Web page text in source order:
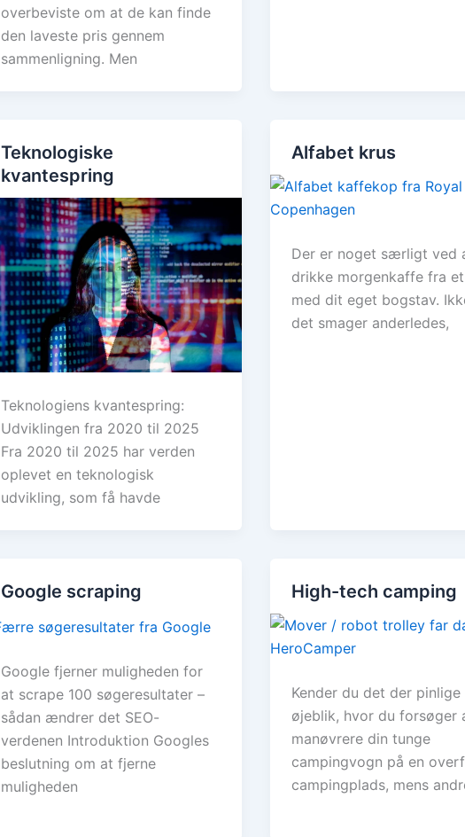
overbeviste om at de kan finde
den laveste pris gennem
sammenligning. Men
Teknologiske
kvantespring
Teknologiens kvantespring:
Udviklingen fra 2020 til 2025
Fra 2020 til 2025 har verden
oplevet en teknologisk
udvikling, som få havde
Alfabet krus
Der er noget særligt ved
drikke morgenkaffe fra
med dit eget bogstav.
det smager anderledes,
Google scraping
Google fjerner muligheden for
at scrape 100 søgeresultater –
sådan ændrer det SEO-
verdenen Introduktion Googles
beslutning om at fjerne
muligheden
High-tech camping
Kender du det der pinlige
øjeblik, hvor du forsøger
manøvrere din tunge
campingvogn på en
campingplads, mens